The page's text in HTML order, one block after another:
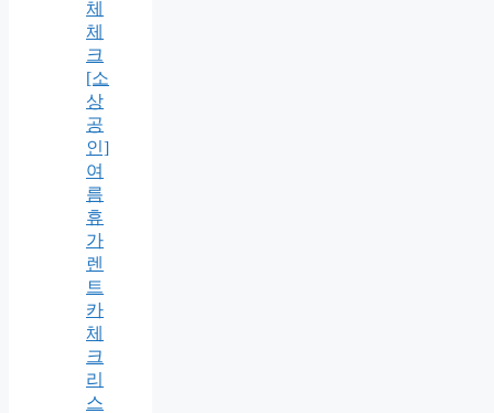
체
체
크
[소
상
공
인]
여
름
휴
가
렌
트
카
체
크
리
스